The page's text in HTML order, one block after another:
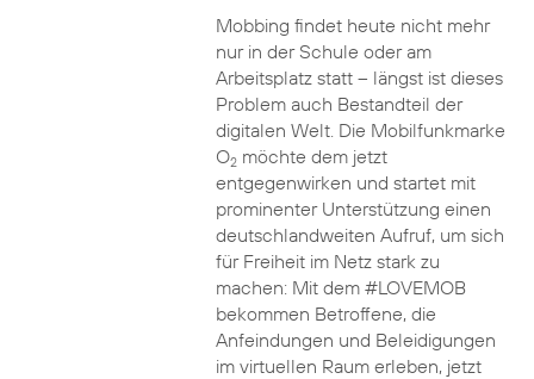
Mobbing findet heute nicht mehr
nur in der Schule oder am
Arbeitsplatz statt – längst ist dieses
Problem auch Bestandteil der
digitalen Welt. Die Mobilfunkmarke
O2möchte dem jetzt
entgegenwirken und startet mit
prominenter Unterstützung einen
deutschlandweiten Aufruf, um sich
für Freiheit im Netz stark zu
machen: Mit dem #LOVEMOB
bekommen Betroffene, die
Anfeindungen und Beleidigungen
im virtuellen Raum erleben, jetzt